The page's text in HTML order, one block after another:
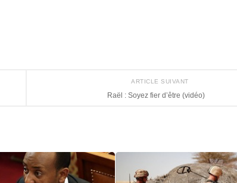
ARTICLE SUIVANT
Raël : Soyez fier d’être (vidéo)